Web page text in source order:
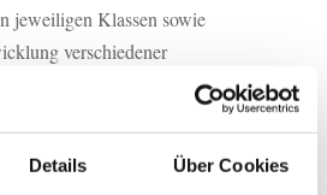
Details Über Cookies
jeweiligen Klassen sowie
verschiedener
Hindernisse und
für die Planung einer